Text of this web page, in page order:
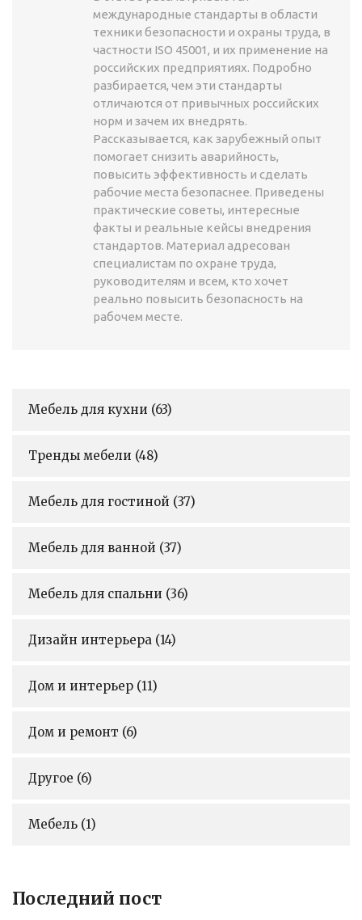
международные стандарты в области
техники безопасности и охраны труда, в
частности ISO 45001, и их применение на
российских предприятиях. Подробно
разбирается, чем эти стандарты
отличаются от привычных российских
норм и зачем их внедрять.
Рассказывается, как зарубежный опыт
помогает снизить аварийность,
повысить эффективность и сделать
рабочие места безопаснее. Приведены
практические советы, интересные
факты и реальные кейсы внедрения
стандартов. Материал адресован
специалистам по охране труда,
руководителям и всем, кто хочет
реально повысить безопасность на
рабочем месте.
Мебель для кухни (63)
Тренды мебели (48)
Мебель для гостиной (37)
Мебель для ванной (37)
Мебель для спальни (36)
Дизайн интерьера (14)
Дом и интерьер (11)
Дом и ремонт (6)
Другое (6)
Мебель (1)
Последний пост